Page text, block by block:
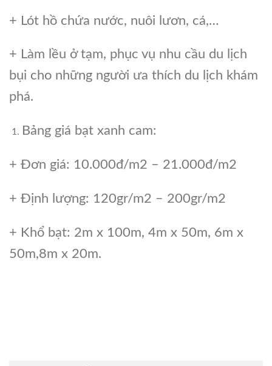
+ Lót hồ chứa nước, nuôi lươn, cá,…
+ Làm lều ở tạm, phục vụ nhu cầu du lịch
bụi cho những người ưa thích du lịch khám
phá.
Bảng giá bạt xanh cam:
+ Đơn giá: 10.000đ/m2 – 21.000đ/m2
+ Định lượng: 120gr/m2 – 200gr/m2
+ Khổ bạt: 2m x 100m, 4m x 50m, 6m x
50m,8m x 20m.